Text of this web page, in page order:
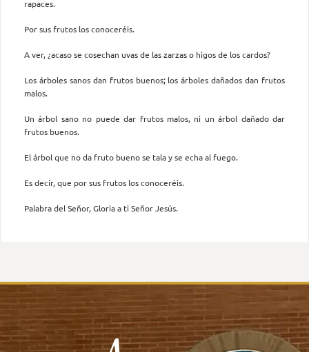
rapaces.
Por sus frutos los conoceréis.
A ver, ¿acaso se cosechan uvas de las zarzas o higos de los cardos?
Los árboles sanos dan frutos buenos; los árboles dañados dan frutos
malos.
Un árbol sano no puede dar frutos malos, ni un árbol dañado dar
frutos buenos.
El árbol que no da fruto bueno se tala y se echa al fuego.
Es decir, que por sus frutos los conoceréis.
Palabra del Señor, Gloria a ti Señor Jesús.